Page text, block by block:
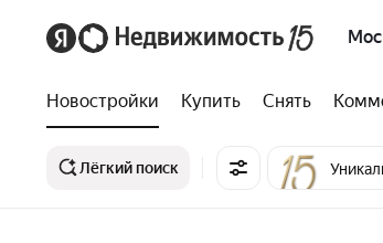
Новостройки Купить Снять
Лёгкий поиск